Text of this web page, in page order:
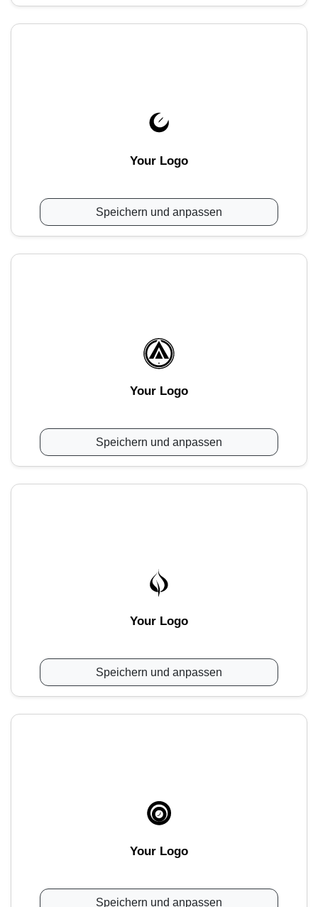
Your Logo
Speichern und anpassen
Your Logo
Speichern und anpassen
Your Logo
Speichern und anpassen
Your Logo
Speichern und anpassen